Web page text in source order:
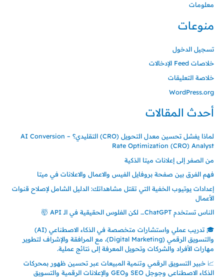
معلومات
منوعات
تسجيل الدخول
خلاصات Feed الإدخالات
خلاصة التعليقات
WordPress.org
أحدث المقالات
لماذا يفشل تحسين معدل التحويل (CRO) التقليدي؟ – AI Conversion
Rate Optimization (CRO) Analyst
من الصفر إلى إعلانات ميتا الذكية
فهم الفرق بين صفحة بروفايل الفيس والاعمال والاعلانات في ميتا
إعدادات يوتيوب الخفية التي تقتل مشاهداتك: الدليل الشامل لإصلاح قنوات
الأعمال
الناس تستخدم ChatGPT… لكن الفلوس الحقيقية في الـ API 🤯
🎓 تدريب عملي واستشارات متخصصة في الذكاء الاصطناعي (AI)
والتسويق الرقمي (Digital Marketing)، مع المرافقة والإشراف لتطوير
مهارات الأفراد والشركات وتحويل المعرفة إلى نتائج عملية.
📈 خبير التسويق الرقمي وتنمية المبيعات عبر تحسين ظهور بمحركات
الذكاء الاصطناعي وجوجل SEO وGEO والإعلانات الرقمية والتسويق